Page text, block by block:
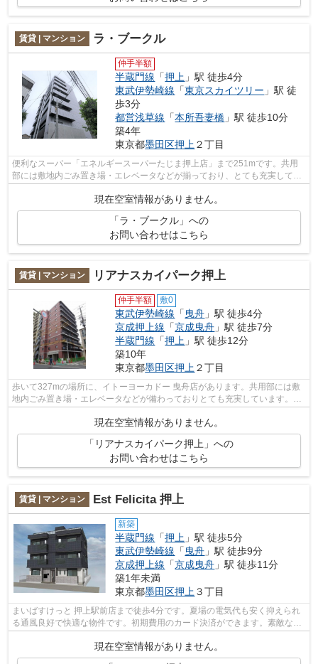
賃貸 | マンション ラ・ブークル
仲手半額
半蔵門線 「押上 」駅 徒歩4分
東武伊勢崎線 「東京スカイツリー 」駅 徒
歩3分
都営浅草線 「本所吾妻橋 」駅 徒歩10分
築4年
東京都墨田区押上 ２丁目
便利なスーパー「エネルギースーパーたじま押上店」まで251mです。共用
部には敷地内ごみ置き場・エレベータなどが揃っており、とても充実してい
ます。初期費用をカードでお支払いいた...
現在空室情報がありません。
「ラ・ブークル」への
お問い合わせはこちら
賃貸 | マンション リアナスカイパーク押上
仲手半額 敷0
東武伊勢崎線 「 曳舟 」駅 徒歩4分
京成押上線 「京成曳舟 」駅 徒歩7分
半蔵門線 「押上 」駅 徒歩12分
築10年
東京都墨田区押上２丁目
歩いて327mの場所に、イトーヨーカドー 曳舟店があります。共用部には敷
地内ごみ置き場・エレベータなどが備わっておりとても充実しています。こ
現在空室情報がありません。
「リアナスカイパーク押上」への
お問い合わせはこちら
賃貸 | マンション Est Felicita 押上
新築
半蔵門線 「押上 」駅 徒歩5分
東武伊勢崎線 「 曳舟 」駅 徒歩9分
京成押上線 「京成曳舟 」駅 徒歩11分
築1年未満
東京都墨田区押上 ３丁目
まいばすけっと 押上駅前店まで徒歩4分です。夏場の電気代も安く抑えられ
る通風良好で快適な物件です。初期費用のカード決済ができます。素敵な外
観タイル張り仕上げの物件。当社スタ...
現在空室情報がありません。